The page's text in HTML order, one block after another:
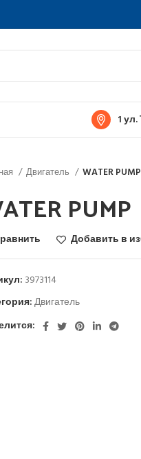
1
Двигатель WATER PUMP
PUMP
Добавить в
3973114
Двигатель